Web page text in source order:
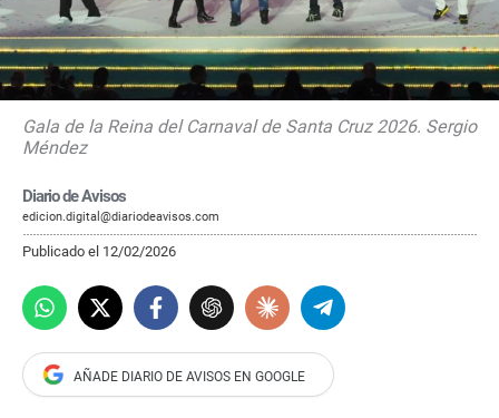
Gala de la Reina del Carnaval de Santa Cruz 2026. Sergio
Méndez
Diario de Avisos
edicion.digital@diariodeavisos.com
Publicado el 12/02/2026